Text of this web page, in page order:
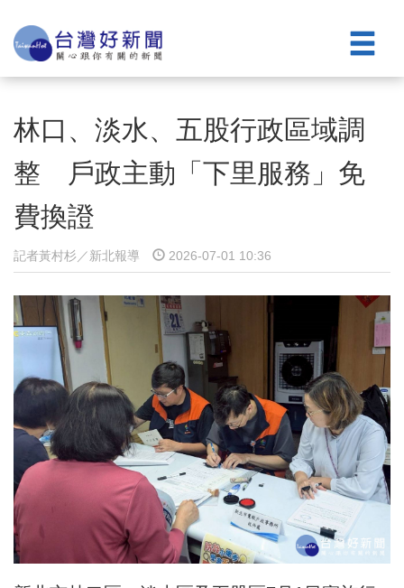
林口、淡水、五股行政區域調
整 戶政主動「下里服務」免
費換證
記者黃村杉／新北報導 2026-07-01 10:36